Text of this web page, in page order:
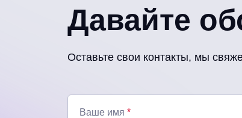
Давайте
Оставьте свои контакты, мы
Ваше имя *